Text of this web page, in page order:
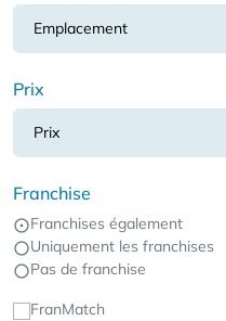
Emplacement
Prix
Prix
Franchise
Franchises également
Uniquement les franchises
Pas de franchise
FranMatch